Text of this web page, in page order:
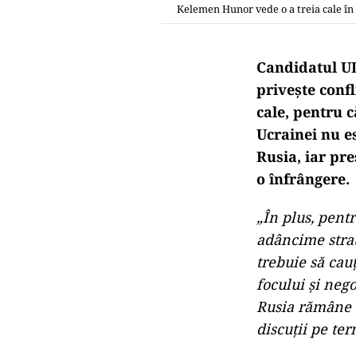
Kelemen Hunor vede o a treia cale
Candidatul
priveşte
cale, pentru
Ucrainei nu
Rusia, iar
o înfrângere.
„În plus,
adâncime
trebuie să
focului şi
Rusia
discuţii pe